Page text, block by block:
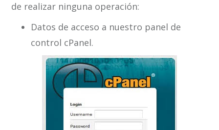
de realizar ninguna operación:
Datos de acceso a nuestro panel de
control cPanel.